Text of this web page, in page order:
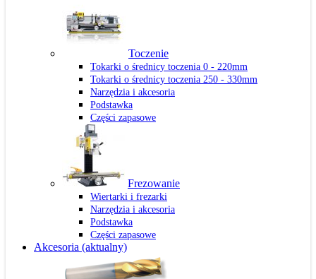
Toczenie
Tokarki o średnicy toczenia 0 - 220mm
Tokarki o średnicy toczenia 250 - 330mm
Narzędzia i akcesoria
Podstawka
Części zapasowe
Frezowanie
Wiertarki i frezarki
Narzędzia i akcesoria
Podstawka
Części zapasowe
Akcesoria (aktualny)